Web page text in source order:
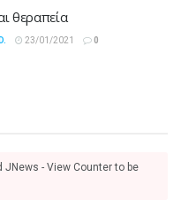
θεραπεία
23/01/2021 0
JNews - View Counter to be